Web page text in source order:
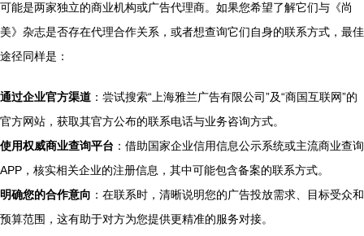
可能是两家独立的商业机构或广告代理商。如果您希望了解它们与《尚
美》杂志是否存在代理合作关系，或者想查询它们自身的联系方式，最佳
途径同样是：
通过企业官方渠道 ：尝试搜索“上海雅兰广告有限公司”及“商国互联网”的
官方网站，获取其官方公布的联系电话与业务咨询方式。
使用权威商业查询平台 ：借助国家企业信用信息公示系统或主流商业查询
APP，核实相关企业的注册信息，其中可能包含备案的联系方式。
明确您的合作意向 ：在联系时，清晰说明您的广告投放需求、目标受众和
预算范围，这有助于对方为您提供更精准的服务对接。